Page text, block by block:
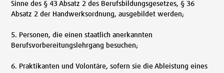
Sinne des § 43 Absatz 2 des Berufsbildungsgesetzes, § 36
Absatz 2 der Handwerksordnung, ausgebildet werden;
5. Personen, die einen staatlich anerkannten
Berufsvorbereitungslehrgang besuchen;
6. Praktikanten und Volontäre, sofern sie die Ableistung eines